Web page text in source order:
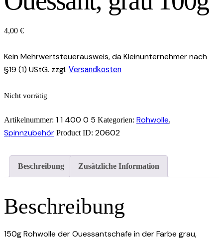
4,00 €
Kein Mehrwertsteuerausweis, da Kleinunternehmer nach
§19 (1) UStG. zzgl. Versandkosten
Nicht vorrätig
Artikelnummer: 1 1 400 0 5 Kategorien: Rohwolle,
Spinnzubehör Product ID: 20602
Beschreibung Zusätzliche Information
Beschreibung
150g Rohwolle der Ouessantschafe in der Farbe grau,